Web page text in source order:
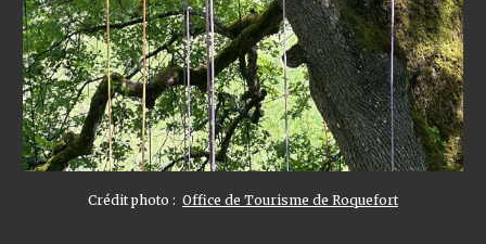
Crédit photo : Office de Tourisme de Roquefort